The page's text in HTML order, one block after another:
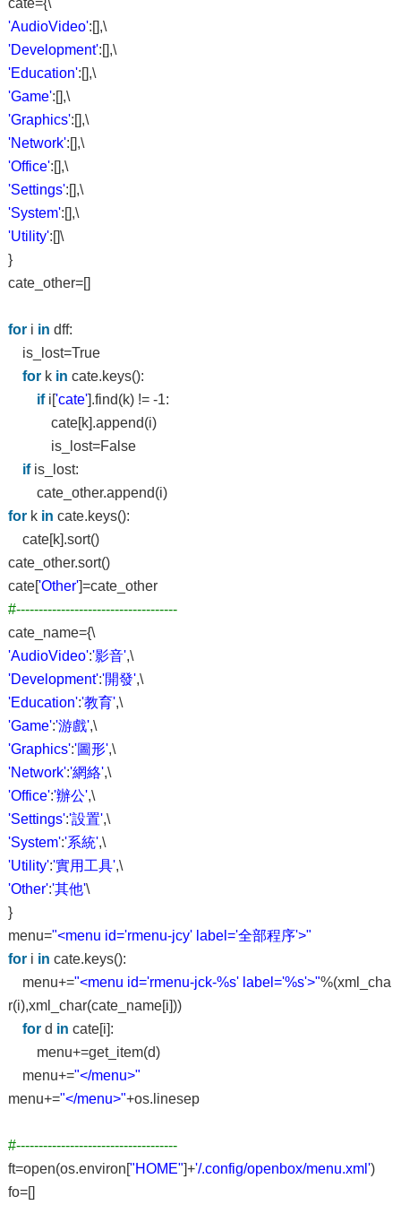
cate={\
'AudioVideo':[],\
'Development':[],\
'Education':[],\
'Game':[],\
'Graphics':[],\
'Network':[],\
'Office':[],\
'Settings':[],\
'System':[],\
'Utility':[]\
}
cate_other=[]
fori in dff:
is_lost=True
fork in cate.keys():
ifi['cate'].find(k) != -1:
cate[k].append(i)
is_lost=False
ifis_lost:
cate_other.append(i)
fork in cate.keys():
cate[k].sort()
cate_other.sort()
cate['Other']=cate_other
#------------------------------------
cate_name={\
'AudioVideo':'影音',\
'Development':'開發',\
'Education':'教育',\
'Game':'游戲',\
'Graphics':'圖形',\
'Network':'網絡',\
'Office':'辦公',\
'Settings':'設置',\
'System':'系統',\
'Utility':'實用工具',\
'Other':'其他'\
}
menu="<menu id='rmenu-jcy' label='全部程序'>"
fori in cate.keys():
menu+="<menu id='rmenu-jck-%s' label='%s'>"%(xml_cha
r(i),xml_char(cate_name[i]))
ford in cate[i]:
menu+=get_item(d)
menu+="</menu>"
menu+="</menu>"+os.linesep
#------------------------------------
ft=open(os.environ["HOME"]+'/.config/openbox/menu.xml')
fo=[]